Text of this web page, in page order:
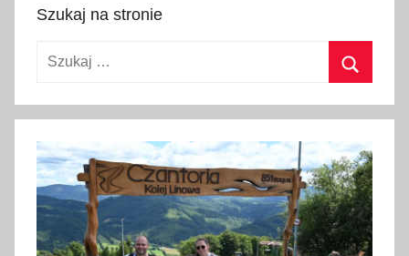
5
d
i
e
r
i
Szukaj na stronie
Szukaj: